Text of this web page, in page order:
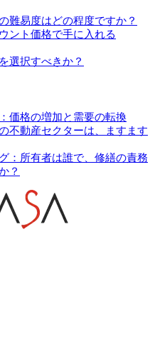
難易度はどの程度ですか？
ント価格で手に入れる
選択すべきか？
価格の増加と需要の転換
不動産セクターは、ますます
：所有者は誰で、修繕の責務
？